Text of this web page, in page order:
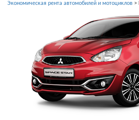
Экономическая рента автомобилей и мотоциклов >